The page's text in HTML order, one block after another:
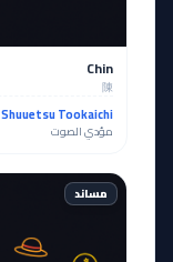
Chin
陳
Shuuetsu Tookaichi
مؤدي الصوت
مساند